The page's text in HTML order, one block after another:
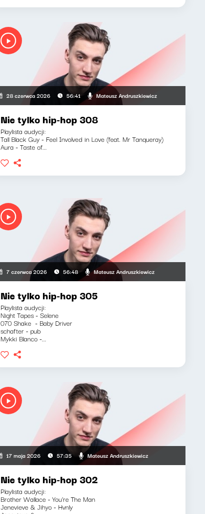
28 czerwca 2026 56:41 Mateusz Andruszkiewicz
Nie tylko hip-hop 308
Playlista audycji:
Tall Black Guy - Feel Involved in Love (feat. Mr Tanqueray)
Aura - Taste of...
7 czerwca 2026 56:48 Mateusz Andruszkiewicz
Nie tylko hip-hop 305
Playlista audycji:
Night Tapes - Selene
070 Shake - Baby Driver
schafter - pub
Mykki Blanco -...
17 maja 2026 57:35 Mateusz Andruszkiewicz
Nie tylko hip-hop 302
Playlista audycji:
Brother Wallace - You're The Man
Jenevieve & Jihyo - Hvnly